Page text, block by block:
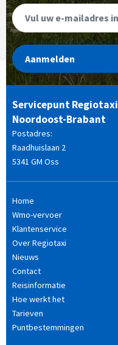
Aanmelden
Servicepunt Regiotaxi
Noordoost-Brabant
Postadres:
Raadhuislaan 2
5341 GM Oss
Home
Wmo-vervoer
Klantenservice
Over Regiotaxi
Nieuws
Contact
Reisinformatie
Hoe werkt het
Tarieven
Puntbestemmingen